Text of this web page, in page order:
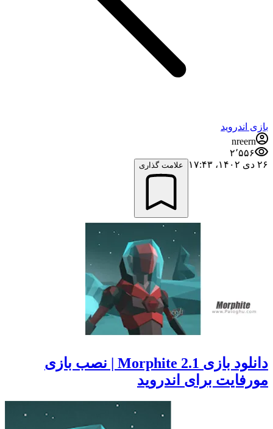
بازی اندروید
nreern
۲٬۵۵۶
۲۶ دی ۱۴۰۲،‏ ۱۷:۴۳
علامت گذاری
دانلود بازی Morphite 2.1 | نصب بازی
مورفایت برای اندروید